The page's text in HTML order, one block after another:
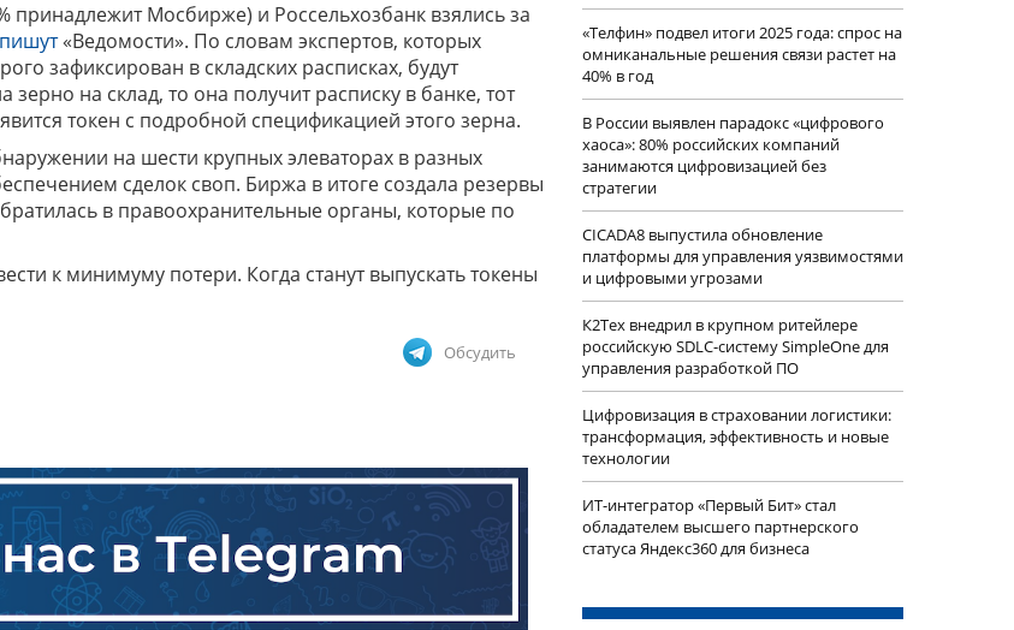
Мосбирже) и Россельхозбанк взялись за
пишут«Ведомости». По словам экспертов, которых
зафиксирован в складских расписках, будут
зерно на склад, то она получит расписку в банке, тот
токен с подробной спецификацией этого зерна.
на шести крупных элеваторах в разных
сделок своп. Биржа в итоге создала резервы
в правоохранительные органы, которые по
к минимуму потери. Когда станут выпускать токены
Обсудить
«Телфин» подвел итоги 2025 года: спрос на
омниканальные решения связи растет на
40% в год
В России выявлен парадокс «цифрового
хаоса»: 80% российских компаний
занимаются цифровизацией без
стратегии
CICADA8 выпустила обновление
платформы для управления уязвимостями
и цифровыми угрозами
К2Тех внедрил в крупном ритейлере
российскую SDLC-систему SimpleOne для
управления разработкой ПО
Цифровизация в страховании логистики:
трансформация, эффективность и новые
технологии
ИТ-интегратор «Первый Бит» стал
обладателем высшего партнерского
статуса Яндекс360 для бизнеса